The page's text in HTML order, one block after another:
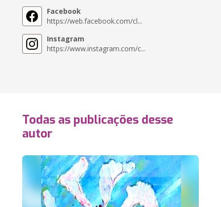
Facebook
https://web.facebook.com/cl...
Instagram
https://www.instagram.com/c...
Todas as publicações desse
autor